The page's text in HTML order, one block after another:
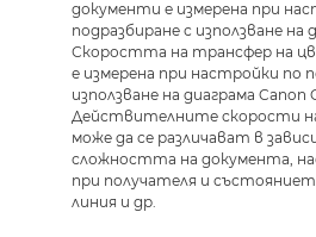
документи е измерена при
подразбиране с използване на
Скоростта на трансфер на
е измерена при настройки по
използване на диаграма Canon
Действителните скорости
може да се различават в
сложността на документа,
при получателя и
линия и др.